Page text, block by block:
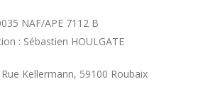
NAF/APE 7112 B
: Sébastien HOULGATE
Kellermann, 59100 Roubaix